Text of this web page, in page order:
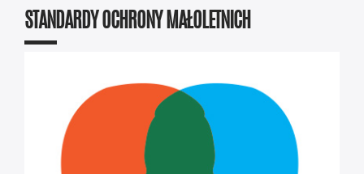
STANDARDY OCHRONY MAŁOLETNICH